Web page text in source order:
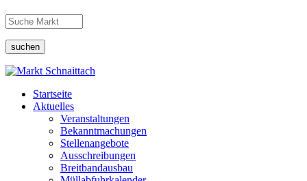
suchen
Startseite
Aktuelles
Veranstaltungen
Bekanntmachungen
Stellenangebote
Ausschreibungen
Breitbandausbau